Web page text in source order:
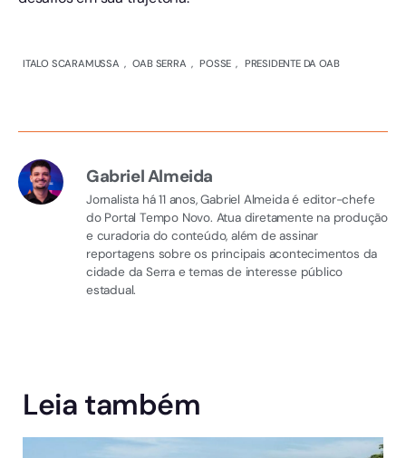
ITALO SCARAMUSSA , OAB SERRA , POSSE , PRESIDENTE DA OAB
Gabriel Almeida
Jornalista há 11 anos, Gabriel Almeida é editor-chefe
do Portal Tempo Novo. Atua diretamente na produção
e curadoria do conteúdo, além de assinar
reportagens sobre os principais acontecimentos da
cidade da Serra e temas de interesse público
estadual.
Leia também